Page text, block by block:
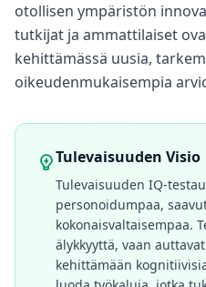
otollisen ympäristön
tutkijat ja ammattilaiset
kehittämässä uusia,
oikeudenmukaisempia
Tulevaisuuden Visio
Tulevaisuuden IQ-
personoidumpaa,
kokonaisvaltaisempaa.
älykkyyttä, vaan
kehittämään